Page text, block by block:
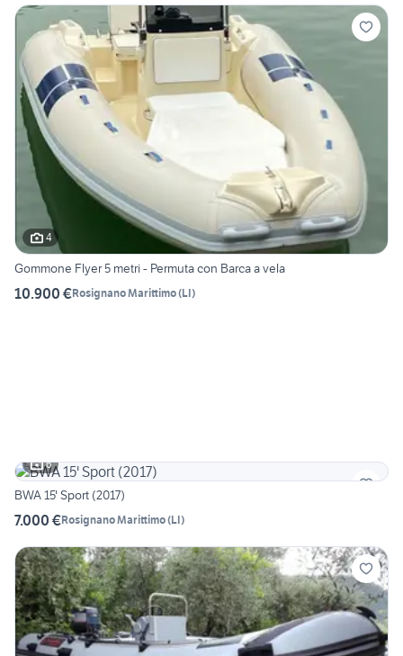
4
Gommone Flyer 5 metri - Permuta con Barca a vela
10.900 €Rosignano Marittimo(LI)
6
BWA 15' Sport (2017)
7.000 €Rosignano Marittimo(LI)